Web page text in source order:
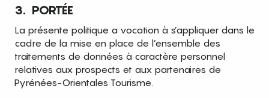
3. PORTÉE
La présente politique a vocation à s’appliquer dans le
cadre de la mise en place de l’ensemble des
traitements de données à caractère personnel
relatives aux prospects et aux partenaires de
Pyrénées-Orientales Tourisme.